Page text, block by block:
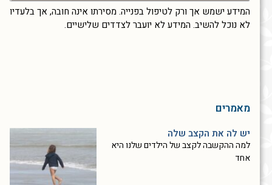
המידע ישמש אך ורק לטיפול בפנייה. מסירתו אינה חובה, אך בלעדיו
לא נוכל להשיב. המידע לא יועבר לצדדים שלישיים.
מאמרים
יש לה את הקצב שלה
למה ההקשבה לקצב של הילדים שלנו היא
אחד